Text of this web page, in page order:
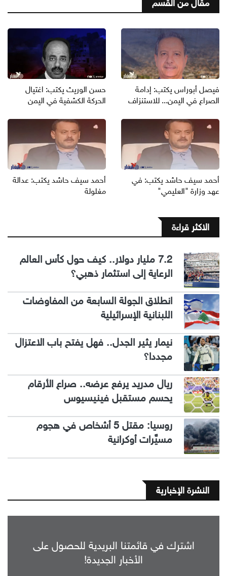
مقال من القسم
فيصل أبوراس يكتب: إدامة
الصراع في اليمن... للاستنزاف
حسن الوريث يكتب: اغتيال
الحركة الكشفية في اليمن
أحمد سيف حاشد يكتب: في
عهد وزارة "العليمي"
أحمد سيف حاشد يكتب: عدالة
مغلولة
الاكثر قراءة
7.2 مليار دولار.. كيف حول كأس العالم
الرعاية إلى استثمار ذهبي؟
انطلاق الجولة السابعة من المفاوضات
اللبنانية الإسرائيلية
نيمار يثير الجدل.. فهل يفتح باب الاعتزال
مجددا؟
ريال مدريد يرفع عرضه.. صراع الأرقام
يحسم مستقبل فينيسيوس
روسيا: مقتل 5 أشخاص في هجوم
مسيَّرات أوكرانية
النشرة الإخبارية
اشترك في قائمتنا البريدية للحصول على
الأخبار الجديدة!